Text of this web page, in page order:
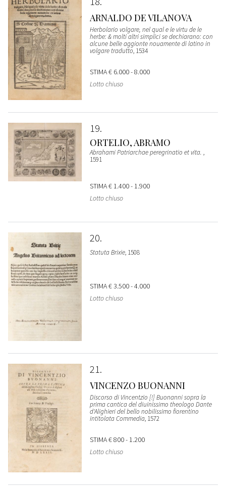
ARNALDO DE VILANOVA
Herbolario volgare, nel qual e le virtu de le
herbe: & molti altri simplici se dechiarano: con
alcune belle aggionte nouamente di latino in
volgare tradutto, 1534
STIMA€ 6.000 - 8.000
Lotto chiuso
19
ORTELIO, ABRAMO
Abrahami Patriarchae peregrinatio et vita. ,
1591
STIMA€ 1.400 - 1.900
Lotto chiuso
20
Statuta Brixie, 1508
STIMA€ 3.500 - 4.000
Lotto chiuso
21
VINCENZO BUONANNI
Discorso di Vincentzio [!] Buonanni sopra la
prima cantica del diuinissimo theologo Dante
d'Alighieri del bello nobilissimo fiorentino
intitolata Commedia, 1572
STIMA€ 800 - 1.200
Lotto chiuso